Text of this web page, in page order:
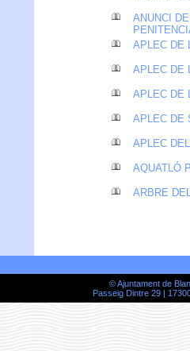
ANUNCI
APLEC DE
APLEC DE
APLEC DE
APLEC DE
APLEC
AQUATLÓ
ARBRE
© Ajuntament de
Passeig Dintre 29 |